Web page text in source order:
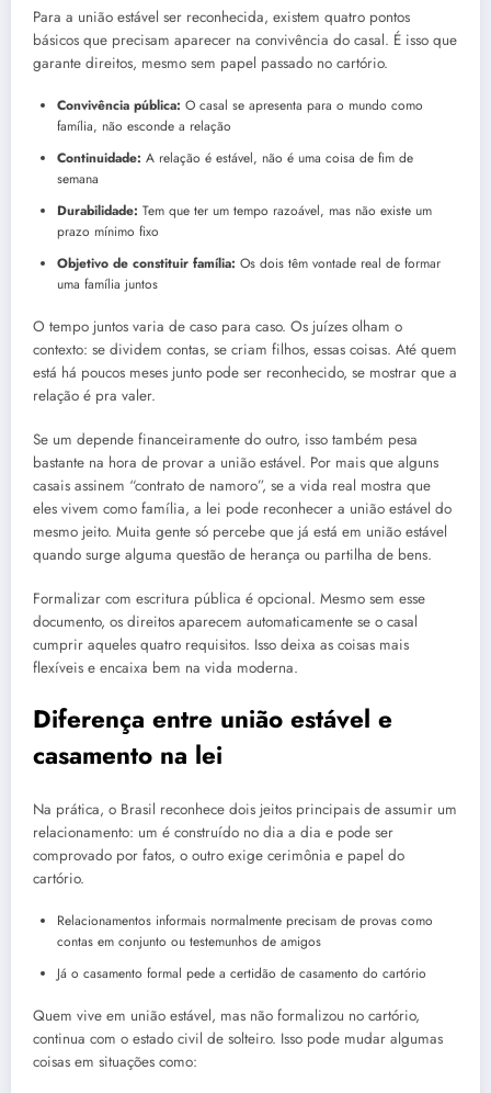
Para a união estável ser reconhecida, existem quatro pontos
básicos que precisam aparecer na convivência do casal. É isso que
garante direitos, mesmo sem papel passado no cartório.
Convivência pública: O casal se apresenta para o mundo como
família, não esconde a relação
Continuidade: A relação é estável, não é uma coisa de fim de
semana
Durabilidade: Tem que ter um tempo razoável, mas não existe um
prazo mínimo fixo
Objetivo de constituir família: Os dois têm vontade real de formar
uma família juntos
O tempo juntos varia de caso para caso. Os juízes olham o
contexto: se dividem contas, se criam filhos, essas coisas. Até quem
está há poucos meses junto pode ser reconhecido, se mostrar que a
relação é pra valer.
Se um depende financeiramente do outro, isso também pesa
bastante na hora de provar a união estável. Por mais que alguns
casais assinem “contrato de namoro”, se a vida real mostra que
eles vivem como família, a lei pode reconhecer a união estável do
mesmo jeito. Muita gente só percebe que já está em união estável
quando surge alguma questão de herança ou partilha de bens.
Formalizar com escritura pública é opcional. Mesmo sem esse
documento, os direitos aparecem automaticamente se o casal
cumprir aqueles quatro requisitos. Isso deixa as coisas mais
flexíveis e encaixa bem na vida moderna.
Diferença entre união estável e
casamento na lei
Na prática, o Brasil reconhece dois jeitos principais de assumir um
relacionamento: um é construído no dia a dia e pode ser
comprovado por fatos, o outro exige cerimônia e papel do
cartório.
Relacionamentos informais normalmente precisam de provas como
contas em conjunto ou testemunhos de amigos
Já o casamento formal pede a certidão de casamento do cartório
Quem vive em união estável, mas não formalizou no cartório,
continua com o estado civil de solteiro. Isso pode mudar algumas
coisas em situações como: